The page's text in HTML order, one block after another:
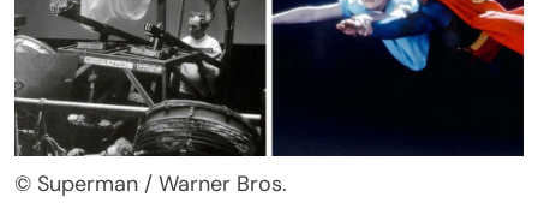
© Superman / Warner Bros.